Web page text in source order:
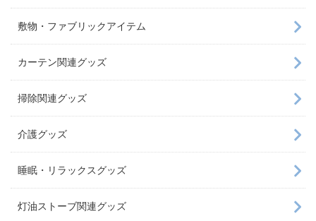
敷物・ファブリックアイテム
カーテン関連グッズ
掃除関連グッズ
介護グッズ
睡眠・リラックスグッズ
灯油ストーブ関連グッズ